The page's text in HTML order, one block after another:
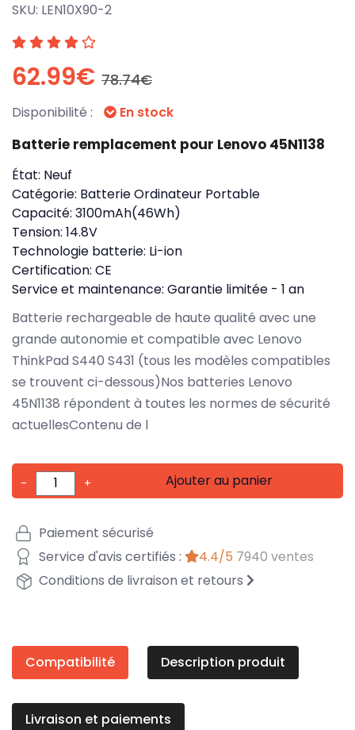
SKU: LEN10X90-2
62.99€ 78.74€
Disponibilité : En stock
Batterie remplacement pour Lenovo 45N1138
État: Neuf
Catégorie: Batterie Ordinateur Portable
Capacité: 3100mAh(46Wh)
Tension: 14.8V
Technologie batterie: Li-ion
Certification: CE
Service et maintenance: Garantie limitée - 1 an
Batterie rechargeable de haute qualité avec une
grande autonomie et compatible avec Lenovo
ThinkPad S440 S431 (tous les modèles compatibles
se trouvent ci-dessous)Nos batteries Lenovo
45N1138 répondent à toutes les normes de sécurité
actuellesContenu de l
- + Ajouter au panier
Paiement sécurisé
Service d'avis certifiés :
4.4/5 7940 ventes
Conditions de livraison et retours
Compatibilité Description produit
Livraison et paiements